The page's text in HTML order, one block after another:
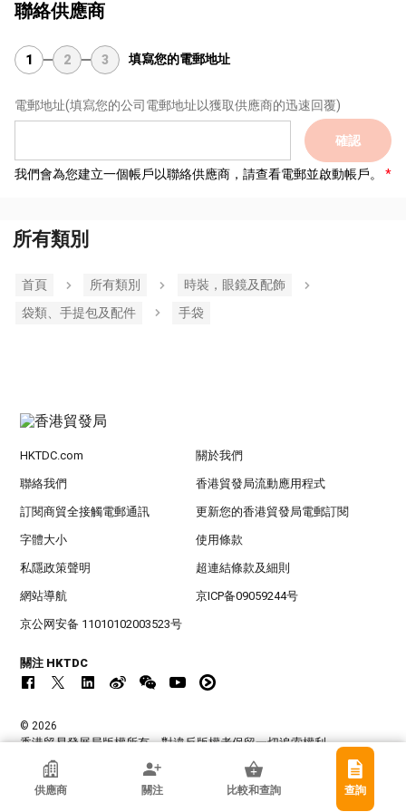
聯絡供應商
1 2 3 填寫您的電郵地址
電郵地址(填寫您的公司電郵地址以獲取供應商的迅速回覆)
確認
我們會為您建立一個帳戶以聯絡供應商，請查看電郵並啟動帳戶。
所有類別
首頁 所有類別
時裝，眼鏡及配飾
袋類、手提包及配件
手袋
香港貿發局參展商
東莞市特順皮具實業有限公司
供應商 關注 比較和查詢 查詢
HKTDC.com 關於我們
聯絡我們 香港貿發局流動應用程式
訂閱商貿全接觸電郵通訊 更新您的香港貿發局電郵訂閱
字體大小 使用條款
私隱政策聲明 超連結條款及細則
網站導航 京ICP备09059244号
京公网安备 11010102003523号
關注 HKTDC
© 2026
香港貿易發展局版權所有，對違反版權者保留一切追索權利 。